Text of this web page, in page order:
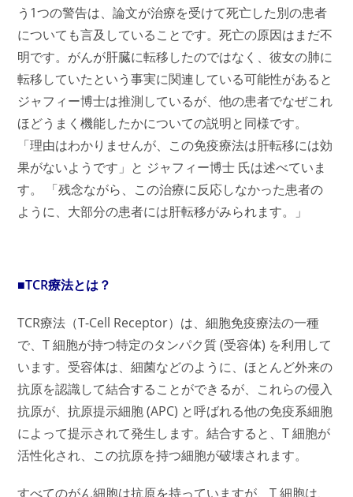
う1つの警告は、論文が治療を受けて死亡した別の患者
についても言及していることです。死亡の原因はまだ不
明です。がんが肝臓に転移したのではなく、彼女の肺に
転移していたという事実に関連している可能性があると
ジャフィー博士は推測しているが、他の患者でなぜこれ
ほどうまく機能したかについての説明と同様です。
「理由はわかりませんが、この免疫療法は肝転移には効
果がないようです」と ジャフィー博士 氏は述べていま
す。 「残念ながら、この治療に反応しなかった患者の
ように、大部分の患者には肝転移がみられます。」
■TCR療法とは？
TCR療法（T-Cell Receptor）は、細胞免疫療法の一種
で、T 細胞が持つ特定のタンパク質 (受容体) を利用して
います。受容体は、細菌などのように、ほとんど外来の
抗原を認識して結合することができるが、これらの侵入
抗原が、抗原提示細胞 (APC) と呼ばれる他の免疫系細胞
によって提示されて発生します。結合すると、T 細胞が
活性化され、この抗原を持つ細胞が破壊されます。
すべてのがん細胞は抗原を持っていますが、T 細胞は、